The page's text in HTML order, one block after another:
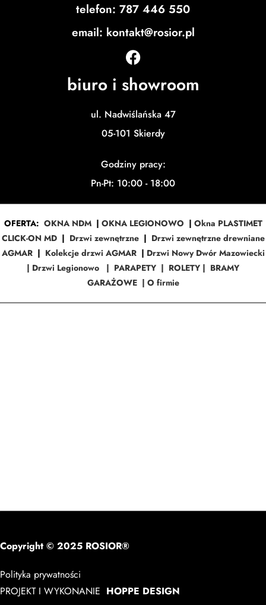
telefon: 787 446 550
email: kontakt@rosior.pl
biuro i showroom
ul. Nadwiślańska 47
05-101 Skierdy
Godziny pracy:
Pn-Pt: 10:00 - 18:00
OFERTA: OKNA NDM| OKNA LEGIONOWO | Okna PLASTIMET
CLICK-ON MD| Drzwi zewnętrzne| Drzwi zewnętrzne drewniane
AGMAR| Kolekcje drzwi AGMAR| Drzwi Nowy Dwór Mazowiecki
| Drzwi Legionowo | PARAPETY | ROLETY | BRAMY
GARAŻOWE| O firmie
Copyright © 2025 ROSIOR®
Polityka prywatności
PROJEKT I WYKONANIE HOPPE DESIGN